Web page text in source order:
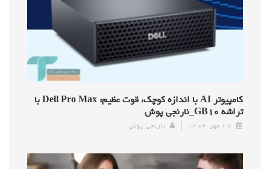
کامپیوتر AI با اندازه کوچک، قوت عظیم: Dell Pro Max با
تراشه GB۱۰_نارنجی پوش
۲۷ مهر ۱۴۰۴ نارنجی پوش